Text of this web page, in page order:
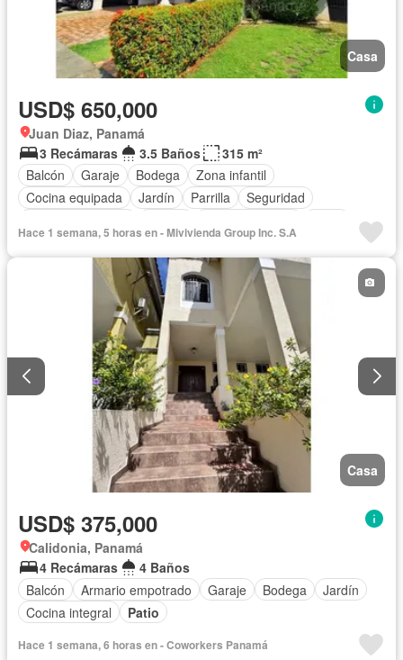
Casa
USD$ 650,000
Juan Diaz, Panamá
3 Recámaras
3.5 Baños
315 m²
Balcón
Garaje Bodega
Zona infantil
Cocina equipada
Jardín Parrilla
Seguridad
Hace 1 semana, 5 horas en - Mivivienda Group Inc. S.A
Casa
USD$ 375,000
Calidonia, Panamá
4 Recámaras
4 Baños
Balcón
Armario empotrado Garaje Bodega
Jardín
Cocina integral
Patio
Hace 1 semana, 6 horas en - Coworkers Panamá